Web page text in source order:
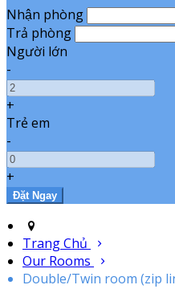
Nhận phòng
Trả phòng
Người lớn
-
+
Trẻ em
-
+
Trang Chủ
Our Rooms
Double/Twin room (zip